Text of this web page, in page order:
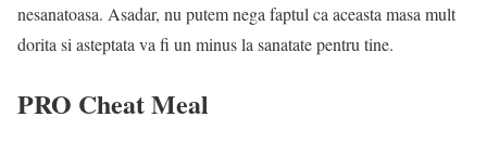
nesanatoasa. Asadar, nu putem nega faptul ca aceasta masa mult
dorita si asteptata va fi un minus la sanatate pentru tine.
PRO Cheat Meal